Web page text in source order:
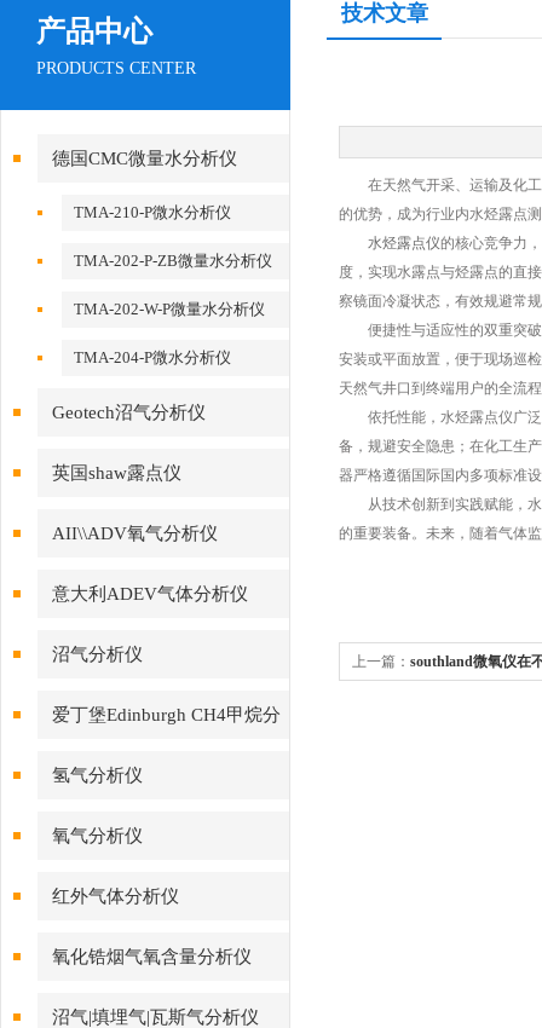
产品中心
PRODUCTS CENTER
德国CMC微量水分析仪
TMA-210-P微水分析仪
TMA-202-P-ZB微量水分析仪
TMA-202-W-P微量水分析仪
TMA-204-P微水分析仪
Geotech沼气分析仪
英国shaw露点仪
AII\\ADV氧气分析仪
意大利ADEV气体分析仪
沼气分析仪
爱丁堡Edinburgh CH4甲烷分
析仪
氢气分析仪
氧气分析仪
红外气体分析仪
氧化锆烟气氧含量分析仪
沼气|填埋气|瓦斯气分析仪
技术文章
在天然气开采、运输及化工
的优势，成为行业内水烃露点
水烃露点仪的核心竞争力
度，实现水露点与烃露点的直
察镜面冷凝状态，有效规避常
便捷性与适应性的双重突破
安装或平面放置，便于现场巡
天然气井口到终端用户的全流
依托性能，水烃露点仪广泛
备，规避安全隐患；在化工生
器严格遵循国际国内多项标准
从技术创新到实践赋能，水
的重要装备。未来，随着气体
上一篇： southland微氧仪在